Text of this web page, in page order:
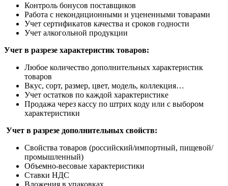
Контроль бонусов поставщиков
Работа с некондиционными и уцененными товарами
Учет сертификатов качества и сроков годности
Учет алкогольной продукции
Учет в разрезе характеристик товаров:
Любое количество дополнительных характеристик
товаров
Вкус, сорт, размер, цвет, модель, коллекция…
Учет остатков по каждой характеристике
Продажа через кассу по штрих коду или с выбором
характеристики
Учет в разрезе дополнительных свойств:
Свойства товаров (российский/импортный, пищевой/
промышленный)
Объемно-весовые характеристики
Ставки НДС
Вложения в упаковках